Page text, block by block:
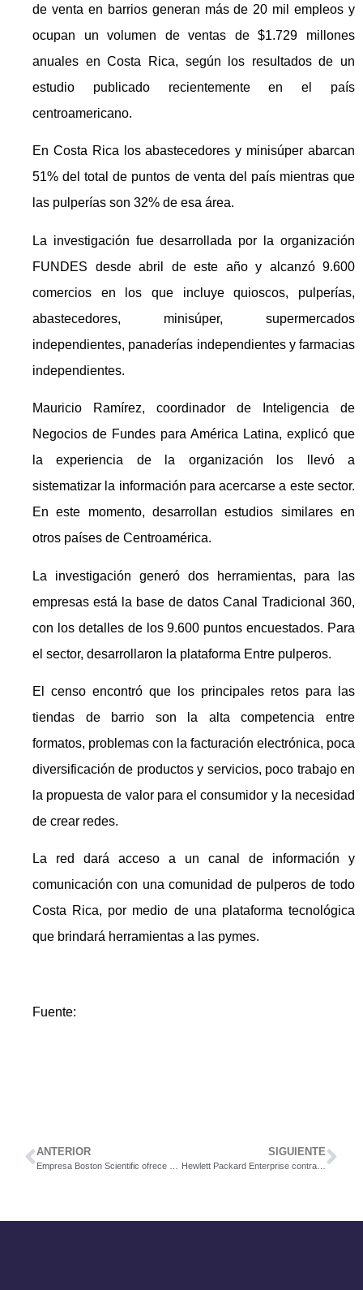
de venta en barrios generan más de 20 mil empleos y
ocupan un volumen de ventas de $1.729 millones
anuales en Costa Rica, según los resultados de un
estudio publicado recientemente en el país
centroamericano.
En Costa Rica los abastecedores y minisúper abarcan
51% del total de puntos de venta del país mientras que
las pulperías son 32% de esa área.
La investigación fue desarrollada por la organización
FUNDES desde abril de este año y alcanzó 9.600
comercios en los que incluye quioscos, pulperías,
abastecedores, minisúper, supermercados
independientes, panaderías independientes y farmacias
independientes.
Mauricio Ramírez, coordinador de Inteligencia de
Negocios de Fundes para América Latina, explicó que
la experiencia de la organización los llevó a
sistematizar la información para acercarse a este sector.
En este momento, desarrollan estudios similares en
otros países de Centroamérica.
La investigación generó dos herramientas, para las
empresas está la base de datos Canal Tradicional 360,
con los detalles de los 9.600 puntos encuestados. Para
el sector, desarrollaron la plataforma Entre pulperos.
El censo encontró que los principales retos para las
tiendas de barrio son la alta competencia entre
formatos, problemas con la facturación electrónica, poca
diversificación de productos y servicios, poco trabajo en
la propuesta de valor para el consumidor y la necesidad
de crear redes.
La red dará acceso a un canal de información y
comunicación con una comunidad de pulperos de todo
Costa Rica, por medio de una plataforma tecnológica
que brindará herramientas a las pymes.
Fuente:
ANTERIOR SIGUIENTE
Hewlett Packard Enterprise contratará 120 personas durante 2018 y 2019